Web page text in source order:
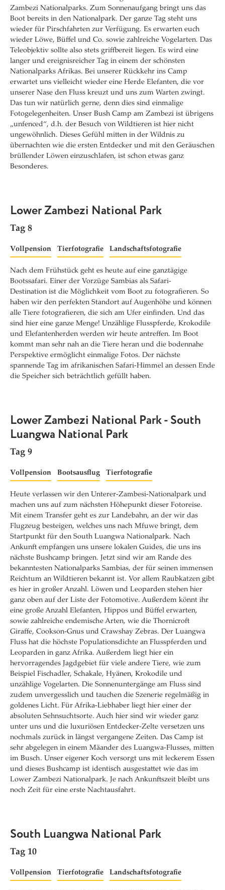
Zambezi Nationalparks. Zum Sonnenaufgang bringt uns das
Boot bereits in den Nationalpark. Der ganze Tag steht uns
wieder für Pirschfahrten zur Verfügung. Es erwarten euch
wieder Löwe, Büffel und Co. sowie zahlreiche Vogelarten. Das
Teleobjektiv sollte also stets griffbereit liegen. Es wird eine
langer und ereignisreicher Tag in einem der schönsten
Nationalparks Afrikas. Bei unserer Rückkehr ins Camp
erwartet uns vielleicht wieder eine Herde Elefanten, die vor
unserer Nase den Fluss kreuzt und uns zum Warten zwingt.
Das tun wir natürlich gerne, denn dies sind einmalige
Fotogelegenheiten. Unser Bush Camp am Zambezi ist übrigens
„unfenced“, d.h. der Besuch von Wildtieren ist hier nicht
ungewöhnlich. Dieses Gefühl mitten in der Wildnis zu
übernachten wie die ersten Entdecker und mit den Geräuschen
brüllender Löwen einzuschlafen, ist schon etwas ganz
Besonderes.
Lower Zambezi National Park
Tag 8
Vollpension Tierfotografie Landschaftsfotografie
Nach dem Frühstück geht es heute auf eine ganztägige
Bootssafari. Einer der Vorzüge Sambias als Safari-
Destination ist die Möglichkeit vom Boot zu fotografieren. So
haben wir den perfekten Standort auf Augenhöhe und können
alle Tiere fotografieren, die sich am Ufer einfinden. Und das
sind hier eine ganze Menge! Unzählige Flusspferde, Krokodile
und Elefantenherden werden wir heute antreffen. Im Boot
kommt man sehr nah an die Tiere heran und die bodennahe
Perspektive ermöglicht einmalige Fotos. Der nächste
spannende Tag im afrikanischen Safari-Himmel an dessen Ende
die Speicher sich beträchtlich gefüllt haben.
Lower Zambezi National Park - South
Luangwa National Park
Tag 9
Vollpension Bootsausflug Tierfotografie
Heute verlassen wir den Unterer-Zambesi-Nationalpark und
machen uns auf zum nächsten Höhepunkt dieser Fotoreise.
Mit einem Transfer geht es zur Landebahn, an der wir das
Flugzeug besteigen, welches uns nach Mfuwe bringt, dem
Startpunkt für den South Luangwa Nationalpark. Nach
Ankunft empfangen uns unsere lokalen Guides, die uns ins
nächste Bushcamp bringen. Jetzt sind wir am Rande des
bekanntesten Nationalparks Sambias, der für seinen immensen
Reichtum an Wildtieren bekannt ist. Vor allem Raubkatzen gibt
es hier in großer Anzahl. Löwen und Leoparden stehen hier
ganz oben auf der Liste der Fotomotive. Außerdem könnt ihr
eine große Anzahl Elefanten, Hippos und Büffel erwarten,
sowie zahlreiche endemische Arten, wie die Thornicroft
Giraffe, Cookson-Gnus und Crawshay Zebras. Der Luangwa
Fluss hat die höchste Populationsdichte an Flusspferden und
Leoparden in ganz Afrika. Außerdem liegt hier ein
hervorragendes Jagdgebiet für viele andere Tiere, wie zum
Beispiel Fischadler, Schakale, Hyänen, Krokodile und
unzählige Vogelarten. Die Sonnenuntergänge am Fluss sind
zudem unvergesslich und tauchen die Szenerie regelmäßig in
goldenes Licht. Für Afrika-Liebhaber liegt hier einer der
absoluten Sehnsuchtsorte. Auch hier sind wir wieder ganz
unter uns und die luxuriösen Entdecker-Zelte versetzen uns
nochmals zurück in längst vergangene Zeiten. Das Camp ist
sehr abgelegen in einem Mäander des Luangwa-Flusses, mitten
im Busch. Unser eigener Koch versorgt uns mit leckerem Essen
und dieses Bushcamp ist identisch ausgestattet wie das im
Lower Zambezi Nationalpark. Je nach Ankunftszeit bleibt uns
noch Zeit für eine erste Nachtausfahrt.
South Luangwa National Park
Tag 10
Vollpension Tierfotografie Landschaftsfotografie